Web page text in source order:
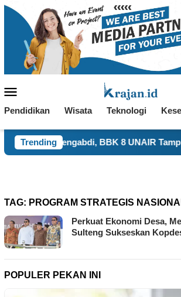
Loncat
Mobile
Pendidikan Wisata Teknologi
Trending
Mengabdi, BBK 8 UNAIR Tampilkan
TAG: PROGRAM STRATEGIS
Perkuat Ekonomi Desa,
Sulteng Sukseskan
POPULER PEKAN INI